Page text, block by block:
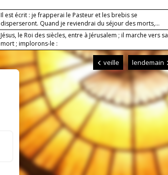
Il est écrit : je frapperai le Pasteur et les brebis se
disperseront. Quand je reviendrai du séjour des morts,...
Jésus, le Roi des siècles, entre à Jérusalem ; il marche vers sa
mort ; implorons-le :
veille lendemain